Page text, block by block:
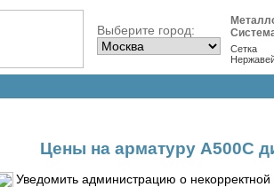
Выберите город:
Сетка
Цены на арматуру А500С
Уведомить администрацию о некорректной